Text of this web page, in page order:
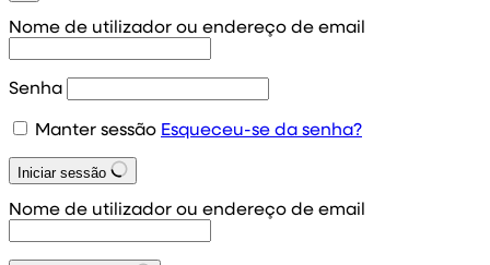
Nome de utilizador ou endereço de email
Senha
Manter sessão Esqueceu-se da senha?
Iniciar sessão
Nome de utilizador ou endereço de email